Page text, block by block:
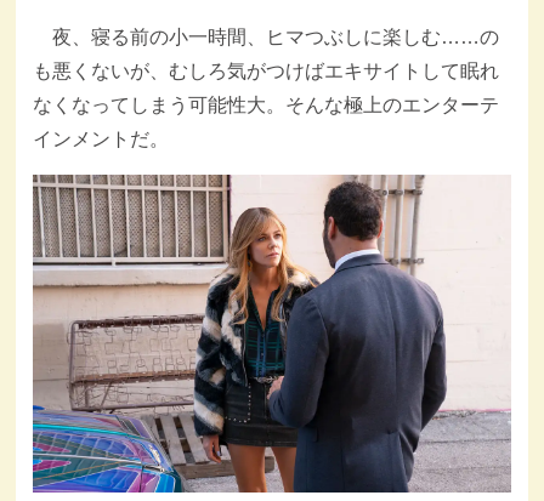
夜、寝る前の小一時間、ヒマつぶしに楽しむ……の
も悪くないが、むしろ気がつけばエキサイトして眠れ
なくなってしまう可能性大。そんな極上のエンターテ
インメントだ。